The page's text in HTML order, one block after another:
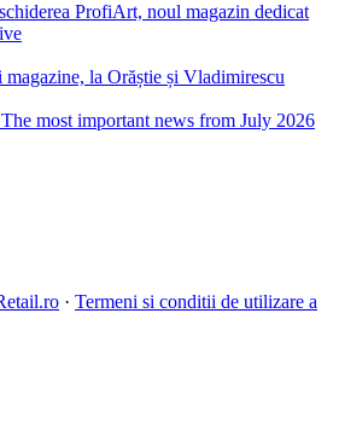
ProfiArt, noul magazin dedicat
la Orăștie și Vladimirescu
most important news from July 2026
· Termeni si conditii de utilizare a